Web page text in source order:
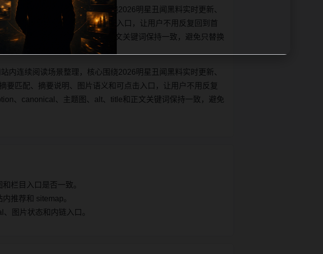
内连续阅读场景整理，核心围绕2026明星丑闻黑料实时更新、
、摘要说明、图片语义和可点击入口，让用户不用反复回到首
、主题图、alt、title和正文关键词保持一致，避免只替换
内连续阅读场景整理，核心围绕2026明星丑闻黑料实时更新、
要匹配、摘要说明、图片语义和可点击入口，让用户不用反复
、canonical、主题图、alt、title和正文关键词保持一致，避免
栏目入口是否一致。
推荐和 sitemap。
图片状态和内链入口。